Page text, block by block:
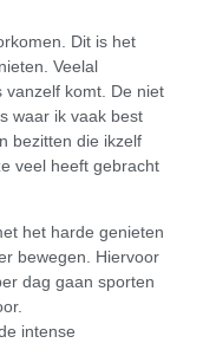
Dit is het
Veelal
vanzelf komt. De niet
waar ik vaak best
bezitten die ikzelf
veel heeft gebracht
het harde genieten
bewegen. Hiervoor
dag gaan sporten
intense